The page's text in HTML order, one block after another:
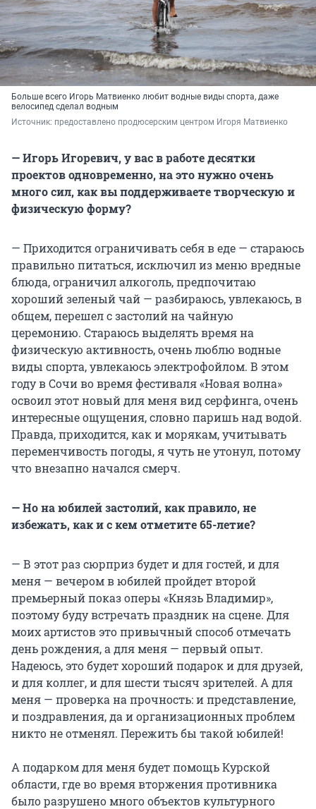
Больше всего Игорь Матвиенко любит водные виды спорта, даже
велосипед сделал водным
Источник: предоставлено продюсерским центром Игоря Матвиенко
— ​​​​​​​​​​​​​​​​​​​​​Игорь Игоревич, у вас в работе десятки
проектов одновременно, на это нужно очень
много сил, как вы поддерживаете творческую и
физическую форму?
— Приходится ограничивать себя в еде — стараюсь
правильно питаться, исключил из меню вредные
блюда, ограничил алкоголь, предпочитаю
хороший зеленый чай — разбираюсь, увлекаюсь, в
общем, перешел с застолий на чайную
церемонию. Стараюсь выделять время на
физическую активность, очень люблю водные
виды спорта, увлекаюсь электрофойлом. В этом
году в Сочи во время фестиваля «Новая волна»
освоил этот новый для меня вид серфинга, очень
интересные ощущения, словно паришь над водой.
Правда, приходится, как и морякам, учитывать
переменчивость погоды, я чуть не утонул, потому
что внезапно начался смерч.
— Но на юбилей застолий, как правило, не
избежать, как и с кем отметите 65-летие?
— В этот раз сюрприз будет и для гостей, и для
меня — вечером в юбилей пройдет второй
премьерный показ оперы «Князь Владимир»,
поэтому буду встречать праздник на сцене. Для
моих артистов это привычный способ отмечать
день рождения, а для меня — первый опыт.
Надеюсь, это будет хороший подарок и для друзей,
и для коллег, и для шести тысяч зрителей. А для
меня — проверка на прочность: и представление,
и поздравления, да и организационных проблем
никто не отменял. Пережить бы такой юбилей!
А подарком для меня будет помощь Курской
области, где во время вторжения противника
было разрушено много объектов культурного